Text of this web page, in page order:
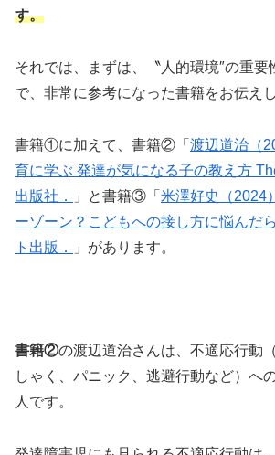
す。
それでは、まずは、〝人的環境″の重要
で、非常に参考になった書籍をお伝えし
書籍①に加えて、書籍②「 渡辺道治（
育に学ぶ 発達が気になる子の教え方
出版社．
」と書籍③「 米澤好史（2024
ーゾーン？こどもへの接し方に悩んだ
ト出版．
」があります。
書籍②の渡辺道治さんは、不適応行動
しゃく、パニック、逃避行動など）へ
人です。